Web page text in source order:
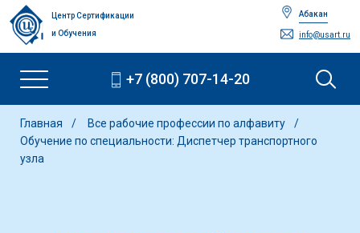
Центр Сертификации
и Обучения
Абакан
info@usart.ru
+7 (800) 707-14-20
Главная
Все рабочие профессии по алфавиту
Обучение по специальности: Диспетчер транспортного
узла